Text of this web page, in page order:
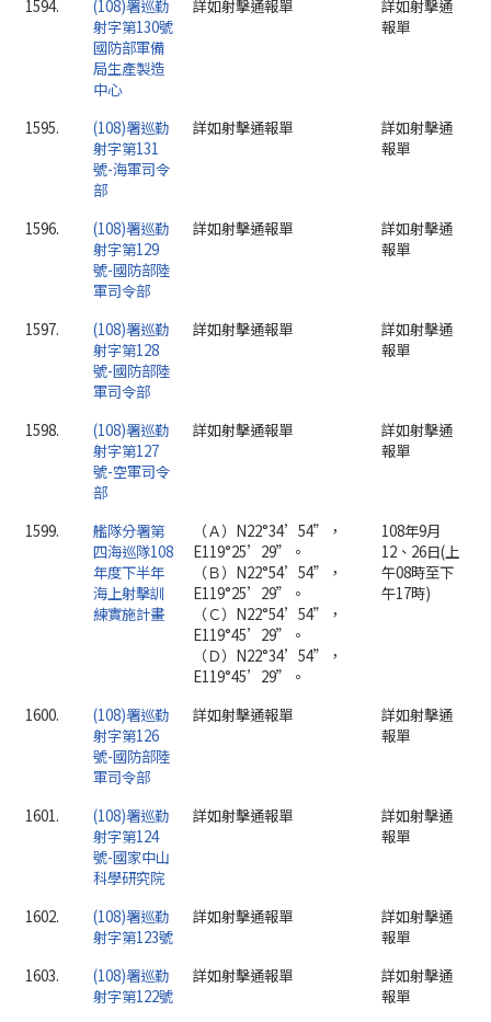
1594.
(108)署巡勤
射字第130號
國防部軍備
局生產製造
中心
詳如射擊通報單
詳如射擊通
報單
1595.
(108)署巡勤
射字第131
號-海軍司令
部
詳如射擊通報單
詳如射擊通
報單
1596.
(108)署巡勤
射字第129
號-國防部陸
軍司令部
詳如射擊通報單
詳如射擊通
報單
1597.
(108)署巡勤
射字第128
號-國防部陸
軍司令部
詳如射擊通報單
詳如射擊通
報單
1598.
(108)署巡勤
射字第127
號-空軍司令
部
詳如射擊通報單
詳如射擊通
報單
1599.
艦隊分署第
四海巡隊108
年度下半年
海上射擊訓
練實施計畫
（Ａ）N22°34’54”，
E119°25’29”。
（Ｂ）N22°54’54”，
E119°25’29”。
（Ｃ）N22°54’54”，
E119°45’29”。
（Ｄ）N22°34’54”，
E119°45’29”。
108年9月
12、26日(上
午08時至下
午17時)
1600.
(108)署巡勤
射字第126
號-國防部陸
軍司令部
詳如射擊通報單
詳如射擊通
報單
1601.
(108)署巡勤
射字第124
號-國家中山
科學研究院
詳如射擊通報單
詳如射擊通
報單
1602.
(108)署巡勤
射字第123號
詳如射擊通報單
詳如射擊通
報單
1603.
(108)署巡勤
射字第122號
詳如射擊通報單
詳如射擊通
報單